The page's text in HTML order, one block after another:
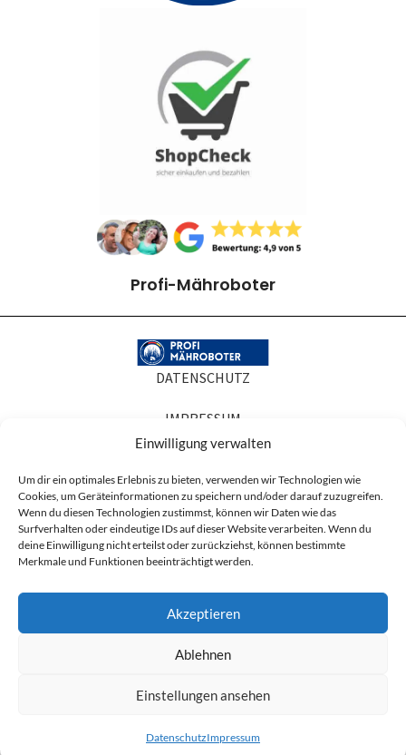
Einwilligung verwalten
Um dir ein optimales Erlebnis zu bieten, verwenden wir Technologien wie
Cookies, um Geräteinformationen zu speichern und/oder darauf zuzugreifen.
Wenn du diesen Technologien zustimmst, können wir Daten wie das
Surfverhalten oder eindeutige IDs auf dieser Website verarbeiten. Wenn du
deine Einwilligung nicht erteilst oder zurückziehst, können bestimmte
Merkmale und Funktionen beeinträchtigt werden.
Akzeptieren
Ablehnen
Einstellungen ansehen
DatenschutzImpressum
Profi-Mähroboter
DATENSCHUTZ
IMPRESSUM
AGB
Produktabbildungen dienen der Illustration. Sie können Zubehör oder
Ausstattung zeigen, die nicht zum Lieferumfang gehören, und in Details vom
Artikelbeschreibung.
* Alle Preise sind Nettopreise zzgl. der ges. MwSt. (19%) und ggf. anfallender
Versandkosten.
Immer grün Komfort Set